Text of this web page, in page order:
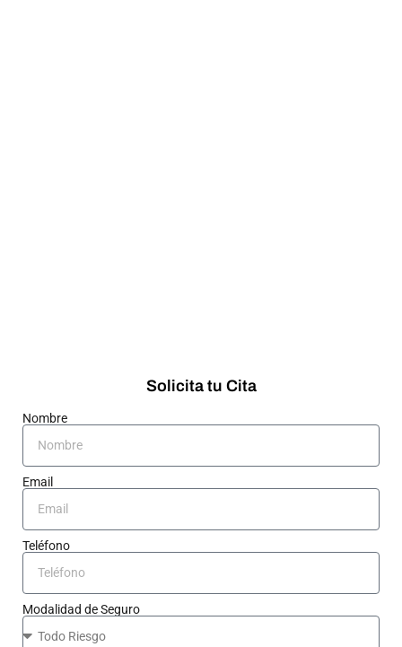
Solicita tu Cita
Nombre
Email
Teléfono
Modalidad de Seguro